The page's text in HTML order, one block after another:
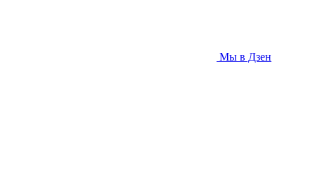
Мы в Дзен